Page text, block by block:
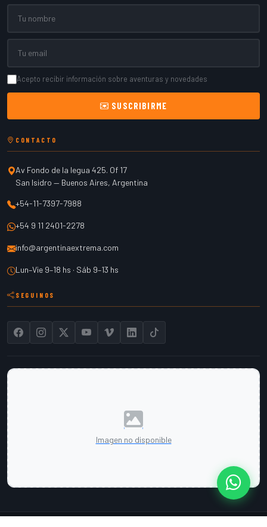
Acepto recibir información sobre aventuras y novedades
SUSCRIBIRME
CONTACTO
Av Fondo de la legua 425. Of 17
San Isidro — Buenos Aires, Argentina
+54-11-7397-7988
+54 9 11 2401-2278
info@argentinaextrema.com
Lun–Vie 9–18 hs · Sáb 9–13 hs
SEGUINOS
Imagen no disponible